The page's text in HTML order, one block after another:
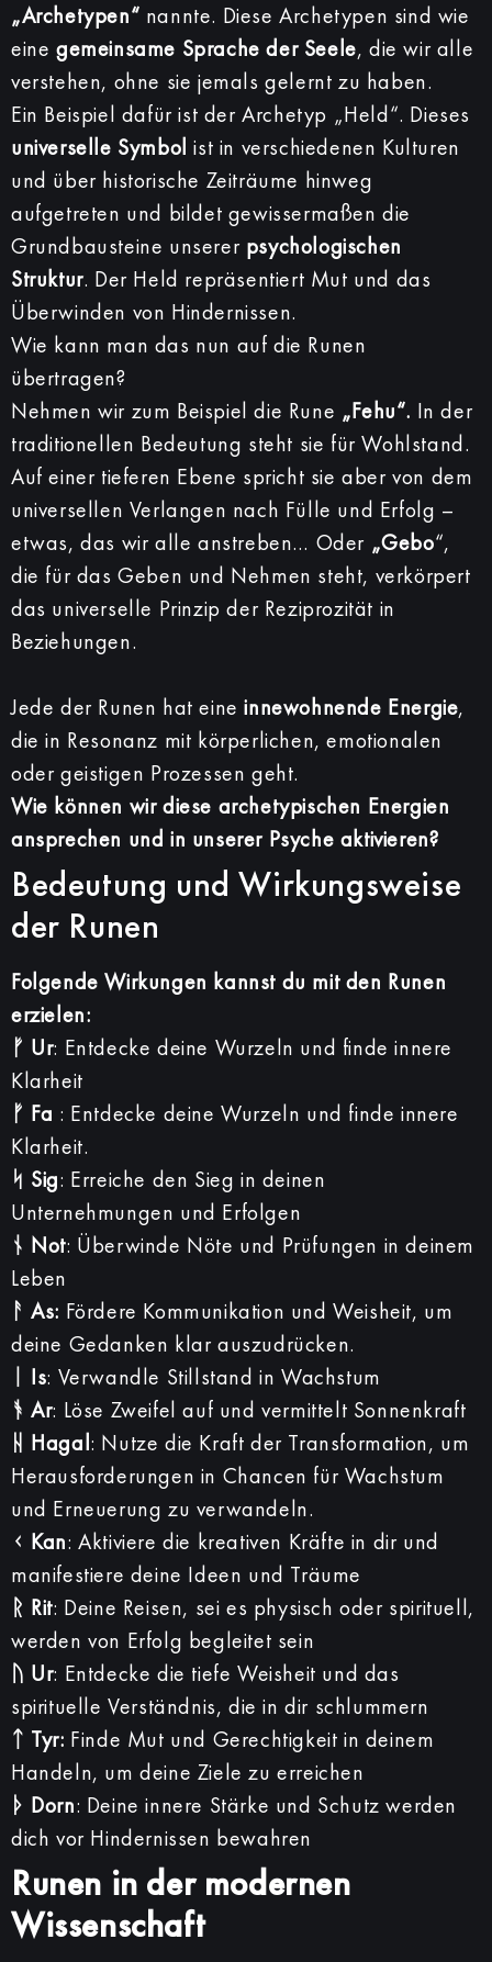
„Archetypen“ nannte. Diese Archetypen sind wie
eine gemeinsame Sprache der Seele, die wir alle
verstehen, ohne sie jemals gelernt zu haben.
Ein Beispiel dafür ist der Archetyp „Held“. Dieses
universelle Symbol ist in verschiedenen Kulturen
und über historische Zeiträume hinweg
aufgetreten und bildet gewissermaßen die
Grundbausteine unserer psychologischen
Struktur. Der Held repräsentiert Mut und das
Überwinden von Hindernissen.
Wie kann man das nun auf die Runen
übertragen?
Nehmen wir zum Beispiel die Rune „Fehu“. In der
traditionellen Bedeutung steht sie für Wohlstand.
Auf einer tieferen Ebene spricht sie aber von dem
universellen Verlangen nach Fülle und Erfolg –
etwas, das wir alle anstreben… Oder „Gebo“,
die für das Geben und Nehmen steht, verkörpert
das universelle Prinzip der Reziprozität in
Beziehungen.
Jede der Runen hat eineinnewohnende Energie,
die in Resonanz mit körperlichen, emotionalen
oder geistigen Prozessen geht.
Wie können wir diese archetypischen Energien
ansprechen und in unserer Psyche aktivieren?
Bedeutung und Wirkungsweise
der Runen
Folgende Wirkungen kannst du mit den Runen
erzielen:
ᚠ Ur: Entdecke deine Wurzeln und finde innere
Klarheit
ᚠ Fa : Entdecke deine Wurzeln und finde innere
Klarheit.
ᛋ Sig: Erreiche den Sieg in deinen
Unternehmungen und Erfolgen
ᚾ Not: Überwinde Nöte und Prüfungen in deinem
Leben
ᚨ As: Fördere Kommunikation und Weisheit, um
deine Gedanken klar auszudrücken.
ᛁ Is: Verwandle Stillstand in Wachstum
ᚬ Ar: Löse Zweifel auf und vermittelt Sonnenkraft
ᚺ Hagal: Nutze die Kraft der Transformation, um
Herausforderungen in Chancen für Wachstum
und Erneuerung zu verwandeln.
ᚲ Kan: Aktiviere die kreativen Kräfte in dir und
manifestiere deine Ideen und Träume
ᚱ Rit: Deine Reisen, sei es physisch oder spirituell,
werden von Erfolg begleitet sein
ᚢ Ur: Entdecke die tiefe Weisheit und das
spirituelle Verständnis, die in dir schlummern
ᛏ Tyr: Finde Mut und Gerechtigkeit in deinem
Handeln, um deine Ziele zu erreichen
ᚦ Dorn: Deine innere Stärke und Schutz werden
dich vor Hindernissen bewahren
Runen in der modernen
Wissenschaft